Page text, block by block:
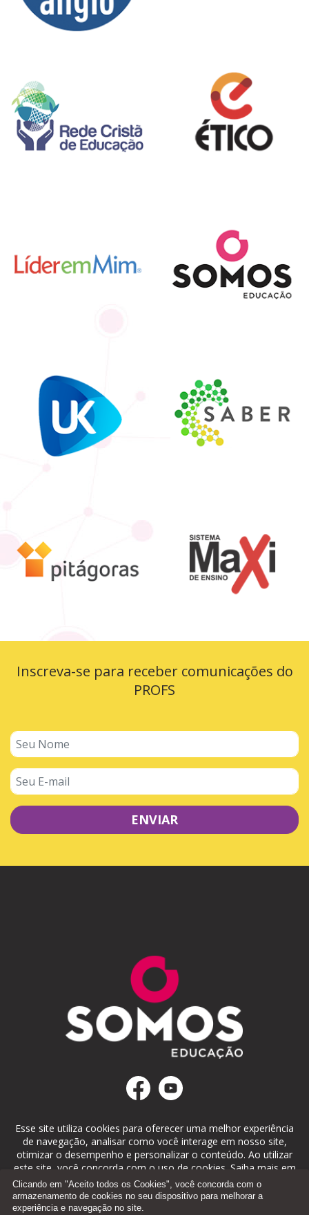
Inscreva-se para receber comunicações do
PROFS
Esse site utiliza cookies para oferecer uma melhor experiência
de navegação, analisar como você interage em nosso site,
otimizar o desempenho e personalizar o conteúdo. Ao utilizar
este site, você concorda com o uso de cookies. Saiba mais em
nosso Portal de Privacidade.
Clicando em "Aceito todos os Cookies", você concorda com o
armazenamento de cookies no seu dispositivo para melhorar a
experiência e navegação no site.